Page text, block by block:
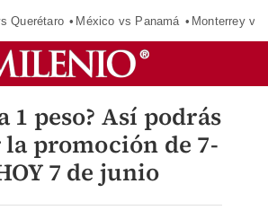
Querétaro México vs Panamá Monterrey vs
1 peso? Así podrás
promoción de 7-
7 de junio